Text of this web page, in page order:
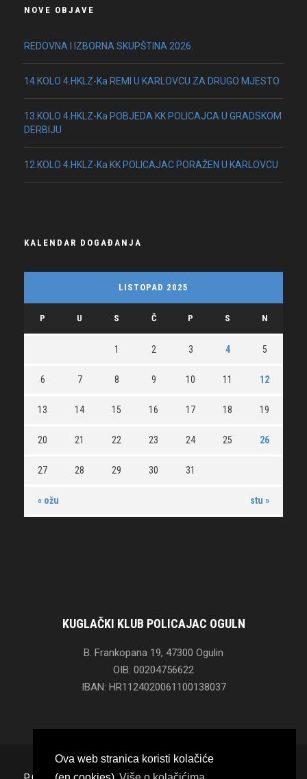
NOVE OBJAVE
REDOVNA I IZBORNA SKUPŠTINA 2026.
14.KOLO 4.HKLZ-Ka REMI U KARLOVCU ZA DRUGO MJESTO
13.KOLO 4.HKLZ-Ka POBJEDA KK POLICAJCA U GRADSKOM
DERBIJU
12.KOLO 4.HKLZ-Ka KK POLICAJAC PORAŽEN U KARLOVCU
KALENDAR DOGAĐANJA
LISTOPAD 2025
P U S Č P S N
« ožu stu »
1 2 3 4 5
6 7 8 9 10 11 12
13 14 15 16 17 18 19
20 21 22 23 24 25 26
27 28 29 30 31
KUGLAČKI KLUB POLICAJAC OGULN
B. Frankopana 19, 47300 Ogulin
OIB: 00204756622
IBAN: HR1124020061100138037
Ova web stranica koristi kolačiće